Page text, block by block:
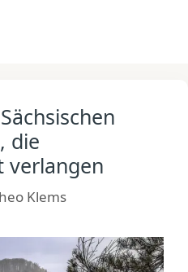
die
verlangen
Klems